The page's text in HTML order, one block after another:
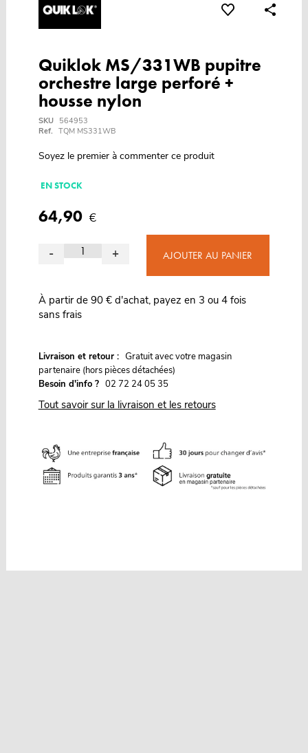
Quiklok MS/331WB pupitre
orchestre large perforé +
housse nylon
SKU
564953
Ref. TQM MS331WB
Soyez le premier à commenter ce produit
EN STOCK
64,90 €
- + AJOUTER AU PANIER
À partir de 90 € d'achat, payez en 3 ou 4 fois
sans frais
Livraison et retour : Gratuit avec votre magasin
partenaire (hors pièces détachées)
Besoin d'info ? 02 72 24 05 35
Tout savoir sur la livraison et les retours